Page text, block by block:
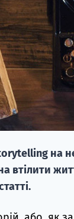
на
втілити